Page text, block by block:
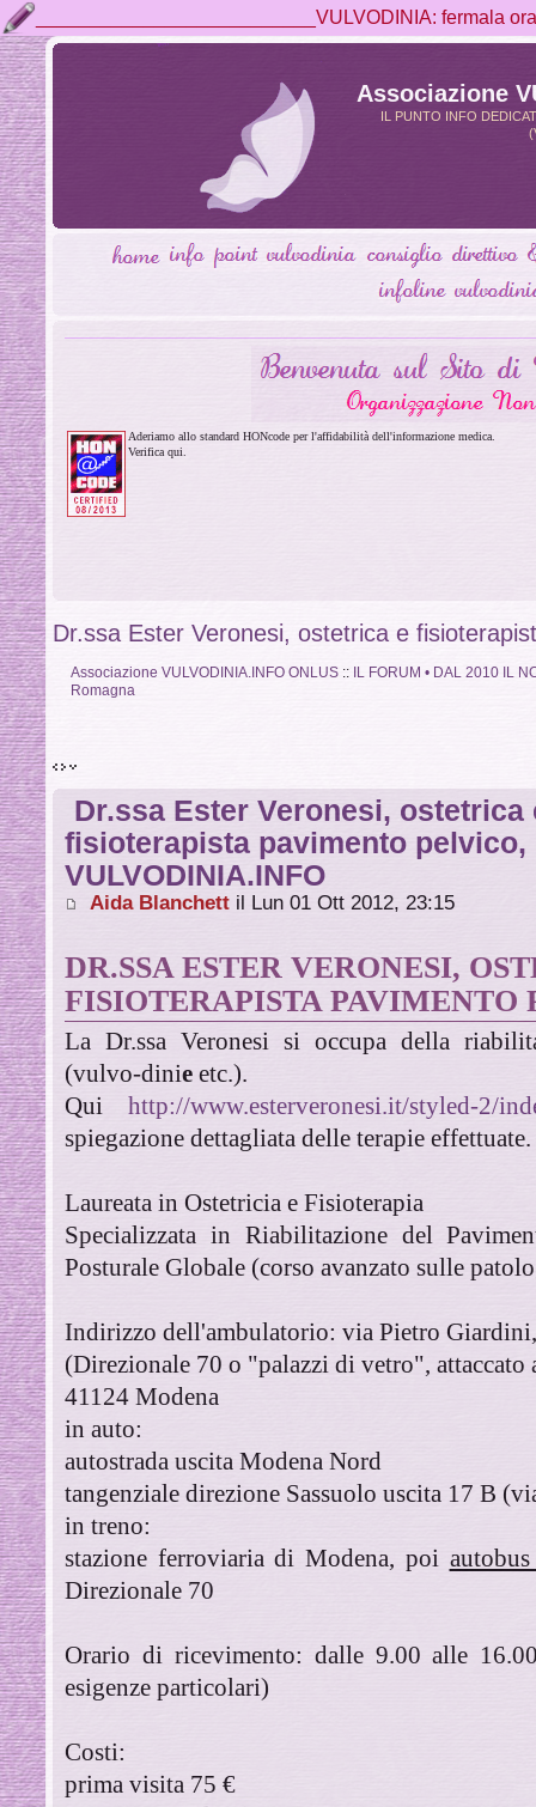
__________________________VULVODINIA: fermala
Associazione
IL PUNTO INFO
Aderiamo allo standard HONcode per l'affidabilità dell'informazione medica.
Verifica qui.
Dr.ssa Ester Veronesi, ostetrica e
Associazione VULVODINIA.INFO ONLUS :: IL FORUM • DAL 2010 IL
Romagna
Dr.ssa Ester Veronesi, ostetrica
fisioterapista pavimento pelvico,
VULVODINIA.INFO
Aida Blanchett il Lun 01 Ott 2012, 23:15
DR.SSA ESTER VERONESI,
FISIOTERAPISTA PAVIMENTO
La Dr.ssa Veronesi si occupa della
(vulvo-dinie etc.).
Quihttp://www.esterveronesi.it/styled-2/
spiegazione dettagliata delle terapie effettuate.
Laureata in Ostetricia e Fisioterapia
Specializzata in Riabilitazione del
Posturale Globale (corso avanzato sulle
Indirizzo dell'ambulatorio: via Pietro
(Direzionale 70 o "palazzi di vetro", attaccato
41124 Modena
in auto:
autostrada uscita Modena Nord
tangenziale direzione Sassuolo uscita 17 B
in treno:
stazione ferroviaria di Modena, poi
Direzionale 70
Orario di ricevimento: dalle 9.00 alle
esigenze particolari)
Costi:
prima visita 75 €